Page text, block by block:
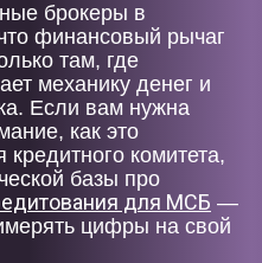
брокеры в
финансовый рычаг
там, где
механику денег и
Если вам нужна
как это
кредитного комитета,
базы про
для МСБ —
цифры на свой